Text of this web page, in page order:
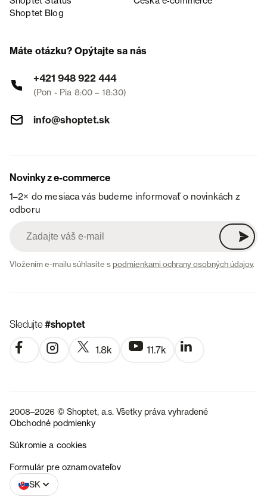
Shoptet Blog
Máte otázku? Opýtajte sa nás
+421 948 922 444
(Pon - Pia 8:00 – 18:30)
info@shoptet.sk
Novinky z e-commerce
1–2× do mesiaca vás budeme informovať o novinkách z
odboru
Vložením e-mailu súhlasíte spodmienkami ochrany osobných údajov.
Sledujte#shoptet
1.8k 11.7k
2008–2026 © Shoptet, a.s. Všetky práva vyhradené
Obchodné podmienky
Súkromie a cookies
Formulár pre oznamovateľov
SK